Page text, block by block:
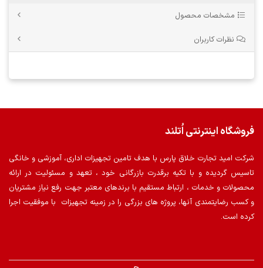
مشخصات محصول
نظرات کاربران
فروشگاه اینترنتی اُتلند
شرکت امید تجارت خلاق پارس با هدف تامین تجهیزات اداری، آموزشی و خانگی
تاسیس گردیده و با تکیه برقدرت بازرگانی خود ، تعهد و مسئولیت در ارائه
محصولات و خدمات ، ارتباط مستقیم با برندهای معتبر جهت رفع نیاز مشتریان
و کسب رضایتمندی آنها، پروژه های بزرگی را در زمینه تجهیزات با موفقیت اجرا
کرده است.